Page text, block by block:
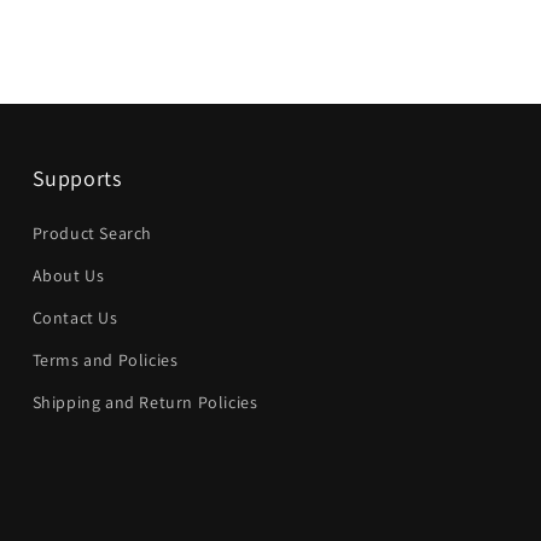
Supports
Product Search
About Us
Contact Us
Terms and Policies
Shipping and Return Policies